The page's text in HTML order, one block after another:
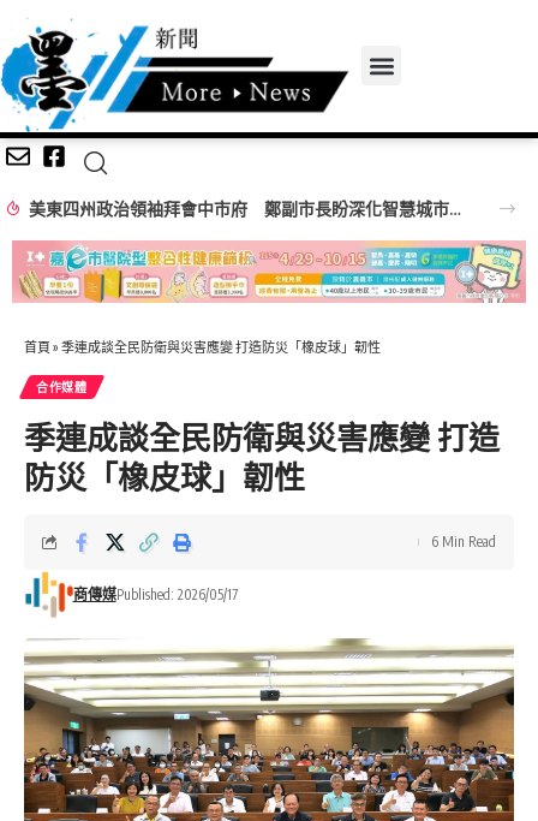
美東四州政治領袖拜會中市府 鄭副市長盼深化智慧城市、經貿產業及棒球交流合作
首頁 » 季連成談全民防衛與災害應變 打造防災「橡皮球」韌性
合作媒體
季連成談全民防衛與災害應變 打造
防災「橡皮球」韌性
商傳媒Published: 2026/05/17
6 Min Read